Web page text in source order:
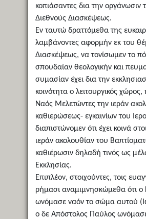
κοπιάσαντες δια την οργάνωσιν
Διεθνούς Διασκέψεως.
Εν ταυτώ δραττόμεθα της
λαμβάνοντες αφορμήν εκ του
Διασκέψεως, να τονίσωμεν το
σπουδαίαν θεολογικήν και
συμασίαν έχει δια την
κοινότητα ο λειτουργικός
Ναός Μελετώντες την ιεράν
καθιερώσεως- εγκαινίων του
διαπιστώνομεν ότι έχει κοινά
ιεράν ακολουθίαν του
καθιέρωσιν δηλαδή τινός ως
Εκκλησίας.
Επιπλέον, στοιχούντες, τοις
ρήμασι αναμιμνησκώμεθα ότι ο
ωνόμασε ναόν το σώμα αυτού
ο δε Απόστολος Παύλος